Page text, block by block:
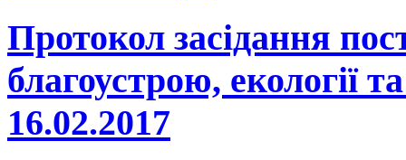
Протокол засідання
благоустрою, екології
16.02.2017